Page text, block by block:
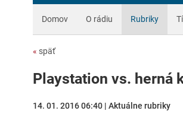
Domov O rádiu Rubriky
« späť
Playstation vs. herná
14. 01. 2016 06:40 | Aktuálne rubriky